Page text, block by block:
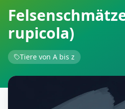
rupicola)
Tiere von A bis z